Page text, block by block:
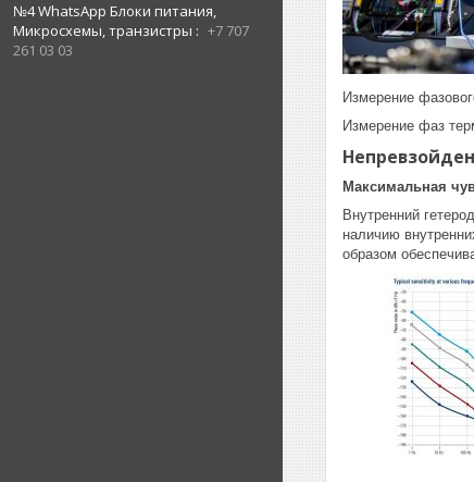
№4 WhatsApp Блоки питания,
Микросхемы, транзистры
+7 707
261 03 03
Измерение
Измерение фаз
Максимальная
Внутренний
наличию
образом